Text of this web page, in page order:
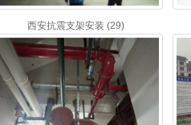
西安抗震支架安装 (29)